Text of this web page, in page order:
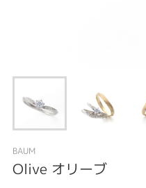
BAUM
Olive オリーブ